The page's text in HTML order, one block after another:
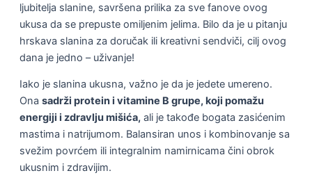
ljubitelja slanine, savršena prilika za sve fanove ovog
ukusa da se prepuste omiljenim jelima. Bilo da je u pitanju
hrskava slanina za doručak ili kreativni sendviči, cilj ovog
dana je jedno – uživanje!
Iako je slanina ukusna, važno je da je jedete umereno.
Ona sadrži protein i vitamine B grupe, koji pomažu
energiji i zdravlju mišića, ali je takođe bogata zasićenim
mastima i natrijumom. Balansiran unos i kombinovanje sa
svežim povrćem ili integralnim namirnicama čini obrok
ukusnim i zdravijim.